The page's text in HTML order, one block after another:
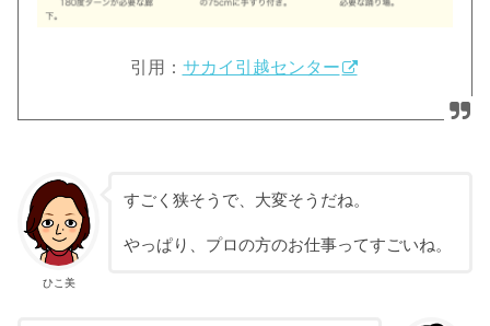
引用： サカイ引越センター
ひこ美
すごく狭そうで、大変そうだね。
やっぱり、プロの方のお仕事ってすごいね。